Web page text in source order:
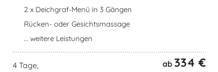
2 x Deichgraf-Menü in 3 Gängen
Rücken- oder Gesichtsmassage
... weitere Leistungen
4 Tage, ab 334 €